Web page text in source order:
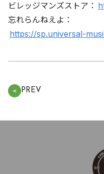
ビレッジマンズストア：
忘れらんねえよ：
https://sp.universal-
＜ PREV